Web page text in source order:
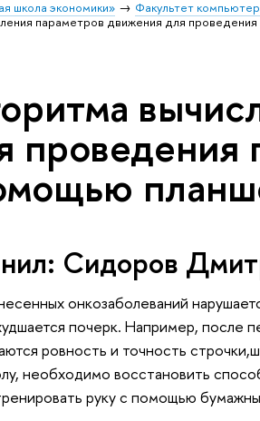
школа экономики» Факультет
параметров движения для
проведения
Сидоров
онкозаболеваний
почерк. Например, после
ровность и точность
необходимо восстановить
руку с помощью